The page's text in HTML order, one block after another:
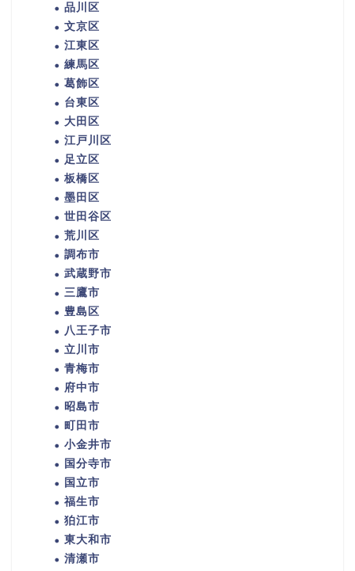
品川区
文京区
江東区
練馬区
葛飾区
台東区
大田区
江戸川区
足立区
板橋区
墨田区
世田谷区
荒川区
調布市
武蔵野市
三鷹市
豊島区
八王子市
立川市
青梅市
府中市
昭島市
町田市
小金井市
国分寺市
国立市
福生市
狛江市
東大和市
清瀬市